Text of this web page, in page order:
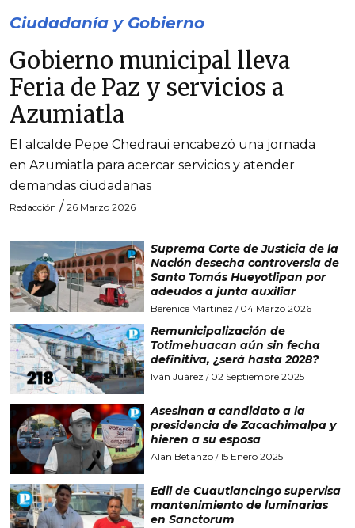
Ciudadanía y Gobierno
Gobierno municipal lleva
Feria de Paz y servicios a
Azumiatla
El alcalde Pepe Chedraui encabezó una jornada
en Azumiatla para acercar servicios y atender
demandas ciudadanas
Redacción / 26 Marzo 2026
Suprema Corte de Justicia de la
Nación desecha controversia de
Santo Tomás Hueyotlipan por
adeudos a junta auxiliar
Berenice Martinez / 04 Marzo 2026
Remunicipalización de
Totimehuacan aún sin fecha
definitiva, ¿será hasta 2028?
Iván Juárez / 02 Septiembre 2025
Asesinan a candidato a la
presidencia de Zacachimalpa y
hieren a su esposa
Alan Betanzo/15 Enero 2025
Edil de Cuautlancingo supervisa
mantenimiento de luminarias
en Sanctorum